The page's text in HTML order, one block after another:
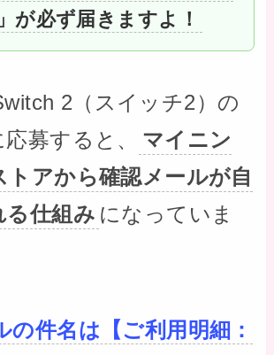
が必ず届きますよ！
2（スイッチ2）の
募すると、
マイニン
トアから確認メールが自
る仕組み になっていま
の件名は【ご利用明細：